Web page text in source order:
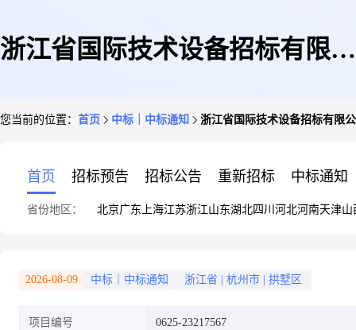
浙江省国际技术设备招标有限公
您当前的位置： 首页 中标｜中标通知 浙江省国际技术设备招标有限
首页 招标预告 招标公告 重新招标 中标通知
省份地区： 北京广东 上海江苏浙江山东湖北四川 河北河南天津山
2026-08-09 中标｜中标通知 浙江省 杭州市 拱墅区
项目编号 0625-23217567